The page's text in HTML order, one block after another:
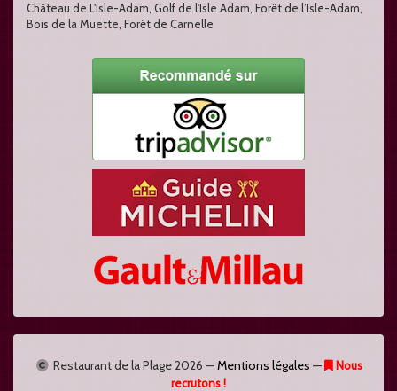
Château de L'Isle-Adam, Golf de l'Isle Adam, Forêt de l’Isle-Adam,
Bois de la Muette, Forêt de Carnelle
Restaurant de la Plage2026 —Mentions légales —
Nous
recrutons !